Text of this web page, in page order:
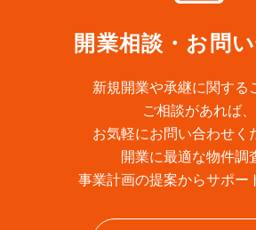
開業相談・お問
新規開業や承継に関する
ご相談があれば、
お気軽にお問い合わせく
開業に最適な物件調
事業計画の提案からサポー